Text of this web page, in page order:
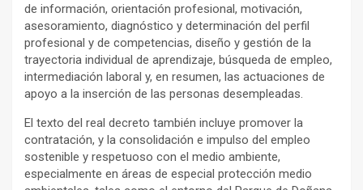
de información, orientación profesional, motivación,
asesoramiento, diagnóstico y determinación del perfil
profesional y de competencias, diseño y gestión de la
trayectoria individual de aprendizaje, búsqueda de empleo,
intermediación laboral y, en resumen, las actuaciones de
apoyo a la inserción de las personas desempleadas.
El texto del real decreto también incluye promover la
contratación, y la consolidación e impulso del empleo
sostenible y respetuoso con el medio ambiente,
especialmente en áreas de especial protección medio